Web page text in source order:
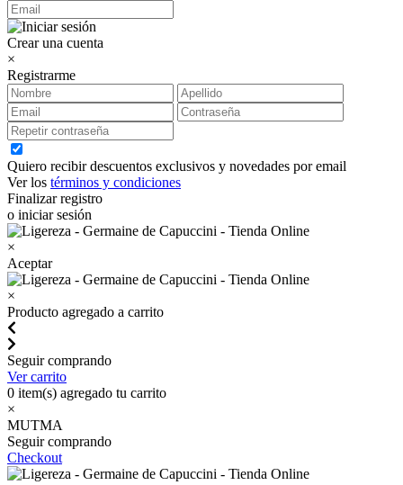
Crear una cuenta
×
Registrarme
Quiero recibir descuentos exclusivos y novedades por email
Ver los términos y condiciones
Finalizar registro
o iniciar sesión
×
Aceptar
×
Producto agregado a carrito
Seguir comprando
Ver carrito
0 item(s) agregado tu carrito
×
MUTMA
Seguir comprando
Checkout